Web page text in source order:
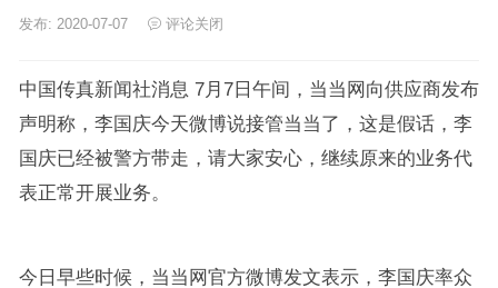
发布: 2020-07-07 评论关闭
中国传真新闻社消息 7月7日午间，当当网向供应商发布
声明称，李国庆今天微博说接管当当了，这是假话，李
国庆已经被警方带走，请大家安心，继续原来的业务代
表正常开展业务。
今日早些时候，当当网官方微博发文表示，李国庆率众